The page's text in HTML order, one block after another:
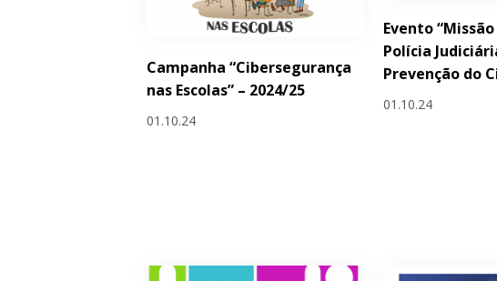
Campanha “Cibersegurança
nas Escolas” – 2024/25
01.10.24
Evento
Polícia
Prevenção do
01.10.24